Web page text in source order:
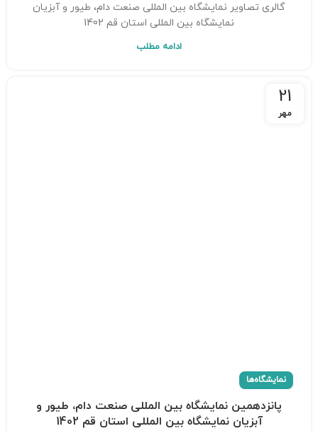
گالری تصاویر نمایشگاه بین المللی صنعت دام، طیور و آبزیان
نمایشگاه بین المللی استان قم 1402
ادامه مطلب
21
مهر
نمایشگاه‌ها
پانزدهمین نمایشگاه بین المللی صنعت دام، طیور و
آبزیان نمایشگاه بین المللی استان قم 1402